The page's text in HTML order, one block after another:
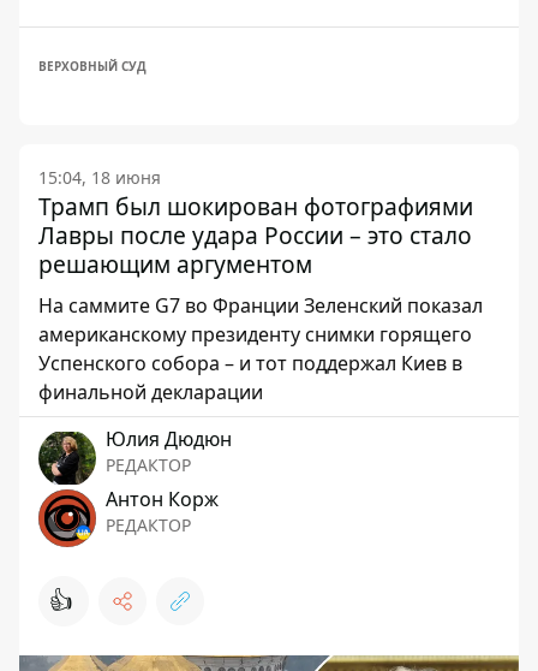
ВЕРХОВНЫЙ СУД
15:04, 18 июня
Трамп был шокирован фотографиями
Лавры после удара России – это стало
решающим аргументом
На саммите G7 во Франции Зеленский показал
американскому президенту снимки горящего
Успенского собора – и тот поддержал Киев в
финальной декларации
Юлия Дюдюн
РЕДАКТОР
Антон Корж
РЕДАКТОР
👍